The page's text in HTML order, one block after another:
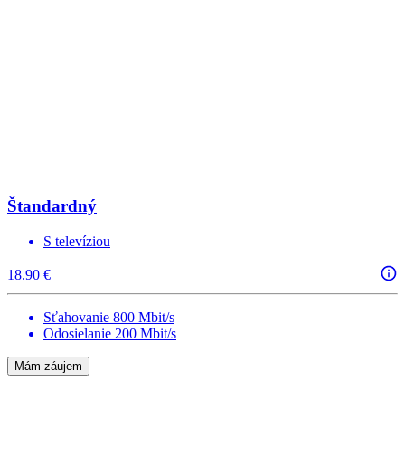
Štandardný
S televíziou
18.90 €
Sťahovanie 800 Mbit/s
Odosielanie 200 Mbit/s
Mám záujem